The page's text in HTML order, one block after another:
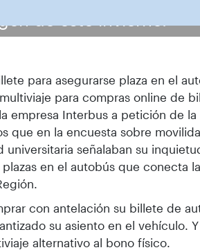
para asegurarse plaza en el
para compras online de
empresa Interbus a petición de
que en la encuesta sobre
universitaria señalaban su
en el autobús que conecta
con antelación su billete de
su asiento en el vehículo.
alternativo al bono físico.